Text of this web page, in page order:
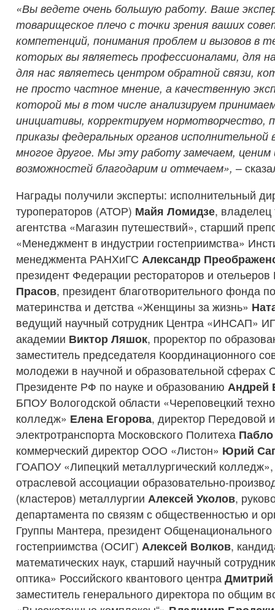
«Вы ведете очень большую работу. Ваше
товарищеское плечо с точки зрения ваших
компетенций, понимания проблем и вызовов в
которых вы являетесь профессионалами, для
для нас являетесь центром обратной связи,
не просто частное мнение, а качественную
которой мы в том числе анализируем
инициативы, корректируем нормотворчество,
приказы федеральных органов
многое другое. Мы эту работу замечаем, ценим
возможностей благодарим и отмечаем», –
Награды получили эксперты: исполнительный
туроператоров (АТОР) Майя Ломидзе, владелец
агентства «Магазин путешествий», старший
«Менеджмент в индустрии гостеприимства»
менеджмента РАНХиГС Александр
президент Федерации рестораторов и
Прасов, президент благотворительного фонда
материнства и детства «Женщины за жизнь»
ведущий научный сотрудник Центра «ИНСАП»
академии Виктор Ляшок, проректор по
заместитель председателя Координационного
молодежи в научной и образовательной сферах
Президенте РФ по науке и образованию Андрей
БПОУ Вологодской области «Череповецкий
колледж» Елена Егорова, директор Передовой
электротранспорта Московского Политеха
коммерческий директор ООО «Листон» Юрий
ГОАПОУ «Липецкий металлургический
отраслевой ассоциации образовательно-
(кластеров) металлургии Алексей Уколов,
департамента по связям с общественностью и
Группы Мантера, президент Общенационального
гостеприимства (ОСИГ) Алексей Волков,
математических наук, старший научный
оптика» Российского квантового центра
заместитель генерального директора по